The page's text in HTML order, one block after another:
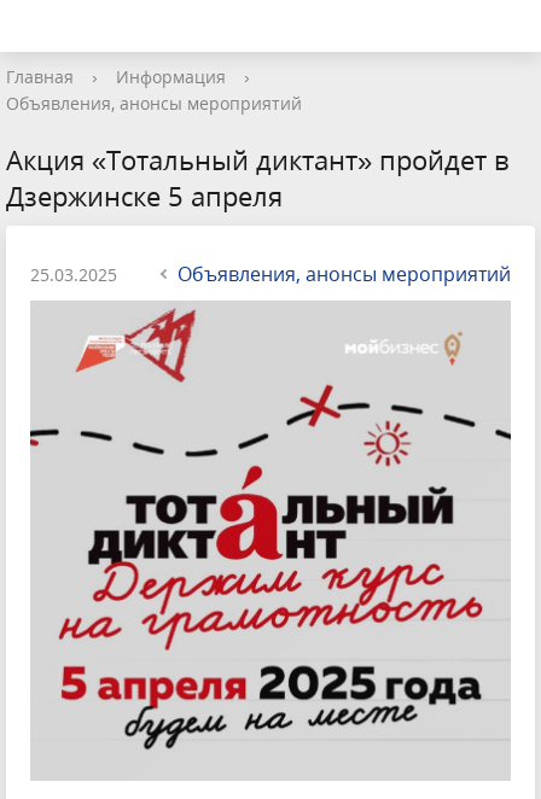
Главная › Информация
›
Объявления, анонсы мероприятий
Акция «Тотальный диктант» пройдет в
Дзержинске 5 апреля
25.03.2025 Объявления, анонсы мероприятий